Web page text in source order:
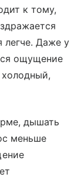
к тому,
легче. Даже у
ощущение
дышать
меньше